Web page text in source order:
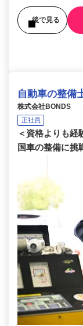
後で見る
自動車の整備
株式会社BONDS
正社員
＜資格よりも経
国車の整備に挑